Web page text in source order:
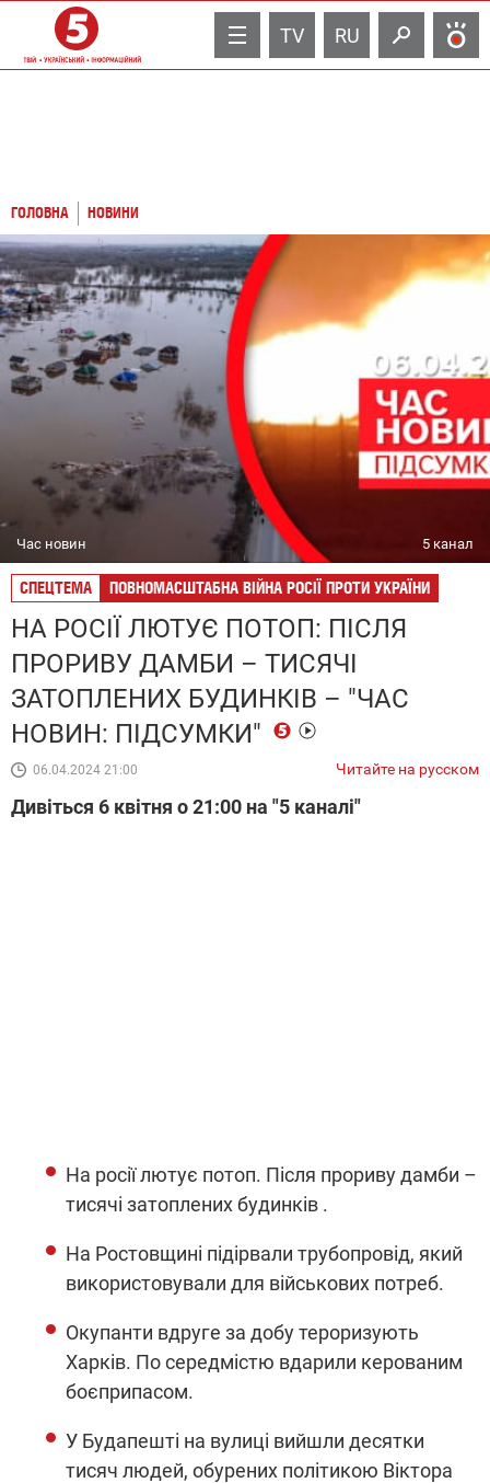
TV RU
ГОЛОВНА НОВИНИ
Час новин 5 канал
СПЕЦТЕМА ПОВНОМАСШТАБНА ВІЙНА РОСІЇ ПРОТИ УКРАЇНИ
НА РОСІЇ ЛЮТУЄ ПОТОП: ПІСЛЯ
ПРОРИВУ ДАМБИ – ТИСЯЧІ
ЗАТОПЛЕНИХ БУДИНКІВ – "ЧАС
НОВИН: ПІДСУМКИ"
06.04.2024 21:00 Читайте на русском
Дивіться 6 квітня о 21:00 на "5 каналі"
На росії лютує потоп. Після прориву дамби –
тисячі затоплених будинків .
На Ростовщині підірвали трубопровід, який
використовували для військових потреб.
Окупанти вдруге за добу тероризують
Харків. По середмістю вдарили керованим
боєприпасом.
У Будапешті на вулиці вийшли десятки
тисяч людей, обурених політикою Віктора